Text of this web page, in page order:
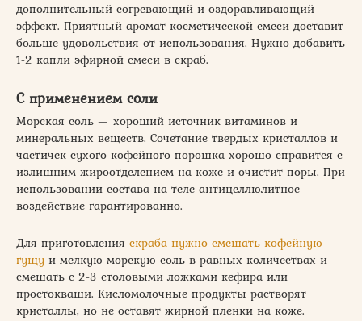
дополнительный согревающий и оздоравливающий
эффект. Приятный аромат косметической смеси доставит
больше удовольствия от использования. Нужно добавить
1-2 капли эфирной смеси в скраб.
С применением соли
Морская соль — хороший источник витаминов и
минеральных веществ. Сочетание твердых кристаллов и
частичек сухого кофейного порошка хорошо справится с
излишним жироотделением на коже и очистит поры. При
использовании состава на теле антицеллюлитное
воздействие гарантированно.
Для приготовления скраба нужно смешать кофейную
гущу и мелкую морскую соль в равных количествах и
смешать с 2-3 столовыми ложками кефира или
простокваши. Кисломолочные продукты растворят
кристаллы, но не оставят жирной пленки на коже.